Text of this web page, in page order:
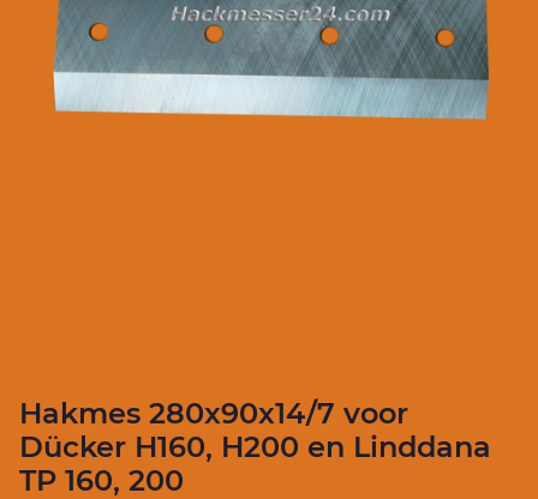
Hakmes 280x90x14/7 voor
Dücker H160, H200 en Linddana
TP 160, 200